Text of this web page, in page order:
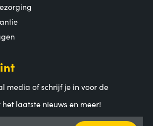
media of schrijf je in voor de
laatste nieuws en meer!